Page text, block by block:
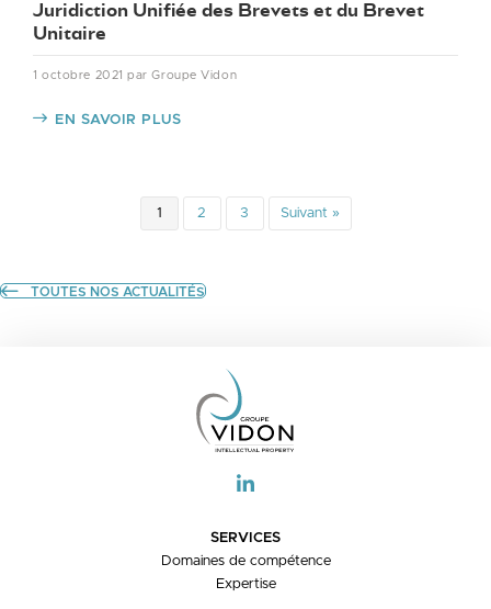
Juridiction Unifiée des Brevets et du Brevet
Unitaire
1 octobre 2021 par Groupe Vidon
EN SAVOIR PLUS
1 2 3 Suivant »
TOUTES NOS ACTUALITÉS
SERVICES
Domaines de compétence
Expertise